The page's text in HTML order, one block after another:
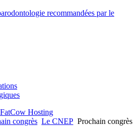
recommandées par le
FatCow Hosting
congrès Le CNEP Prochain congrès